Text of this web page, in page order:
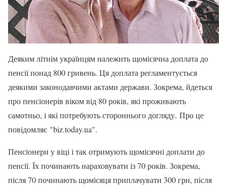
Деяким літнім українцям належить щомісячна доплата до
пенсії понад 800 гривень. Ця доплата регламентується
деякими законодавчими актами держави. Зокрема, йдеться
про пенсіонерів віком від 80 років, які проживають
самотньо, і які потребують стороннього догляду. Про це
повідомляє "biz.today.ua".
Пенсіонери у віці і так отримують щомісячні доплати до
пенсії. Їх починають нараховувати із 70 років. Зокрема,
після 70 починають щомісяця приплачувати 300 грн, після